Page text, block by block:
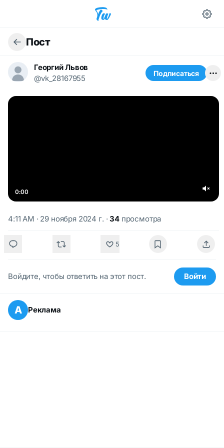
Пост
Георгий Львов
@vk_28167955
Подписаться
0:00
4:11 AM · 29 ноября 2024 г. ·34просмотра
5
Войдите, чтобы ответить на этот пост. Войти
А Реклама